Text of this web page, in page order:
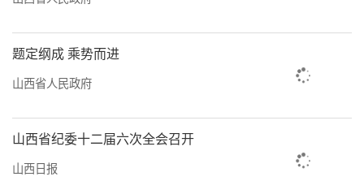
题定纲成 乘势而进
山西省人民政府
山西省纪委十二届六次全会召开
山西日报